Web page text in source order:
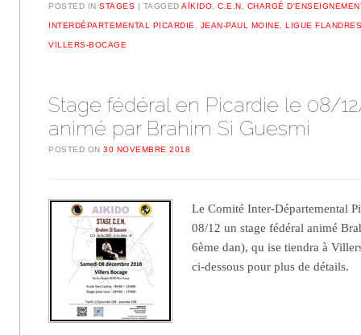
POSTED INSTAGES TAGGEDAÏKIDO ,C.E.N CHARGÉ
INTERDÉPARTEMENTAL PICARDIE JEAN-PAUL MOINE ,LIGUE
VILLERS-BOCAGE
Stage fédéral en Picardie le 08/
animé par Brahim Si Guesmi
POSTED ON30 NOVEMBRE 2018
Le Comité Inter-Départemental
08/12 un stage fédéral animé
6ème dan), qu ise tiendra à
ci-dessous pour plus de détails.